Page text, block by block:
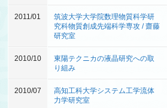
2011/01
筑波大学大学院数理物質科学研
究科物質創成先端科学専攻 / 齋藤
研究室
2010/10
東陽テクニカの液晶研究への取
り組み
2010/07
高知工科大学システム工学流体
力学研究室